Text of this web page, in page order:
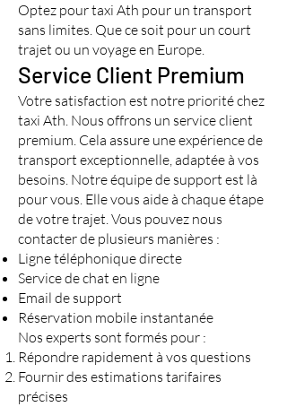
Optez pour taxi Ath pour un transport
sans limites. Que ce soit pour un court
trajet ou un voyage en Europe.
Service Client Premium
Votre satisfaction est notre priorité chez
taxi Ath. Nous offrons un service client
premium. Cela assure une expérience de
transport exceptionnelle, adaptée à vos
besoins. Notre équipe de support est là
pour vous. Elle vous aide à chaque étape
de votre trajet. Vous pouvez nous
contacter de plusieurs manières :
Ligne téléphonique directe
Service de chat en ligne
Email de support
Réservation mobile instantanée
Nos experts sont formés pour :
Répondre rapidement à vos questions
Fournir des estimations tarifaires
précises